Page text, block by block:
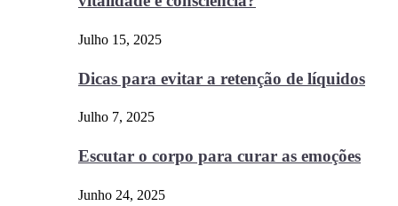
Julho 15, 2025
Dicas para evitar a retenção de líquidos
Julho 7, 2025
Escutar o corpo para curar as emoções
Junho 24, 2025